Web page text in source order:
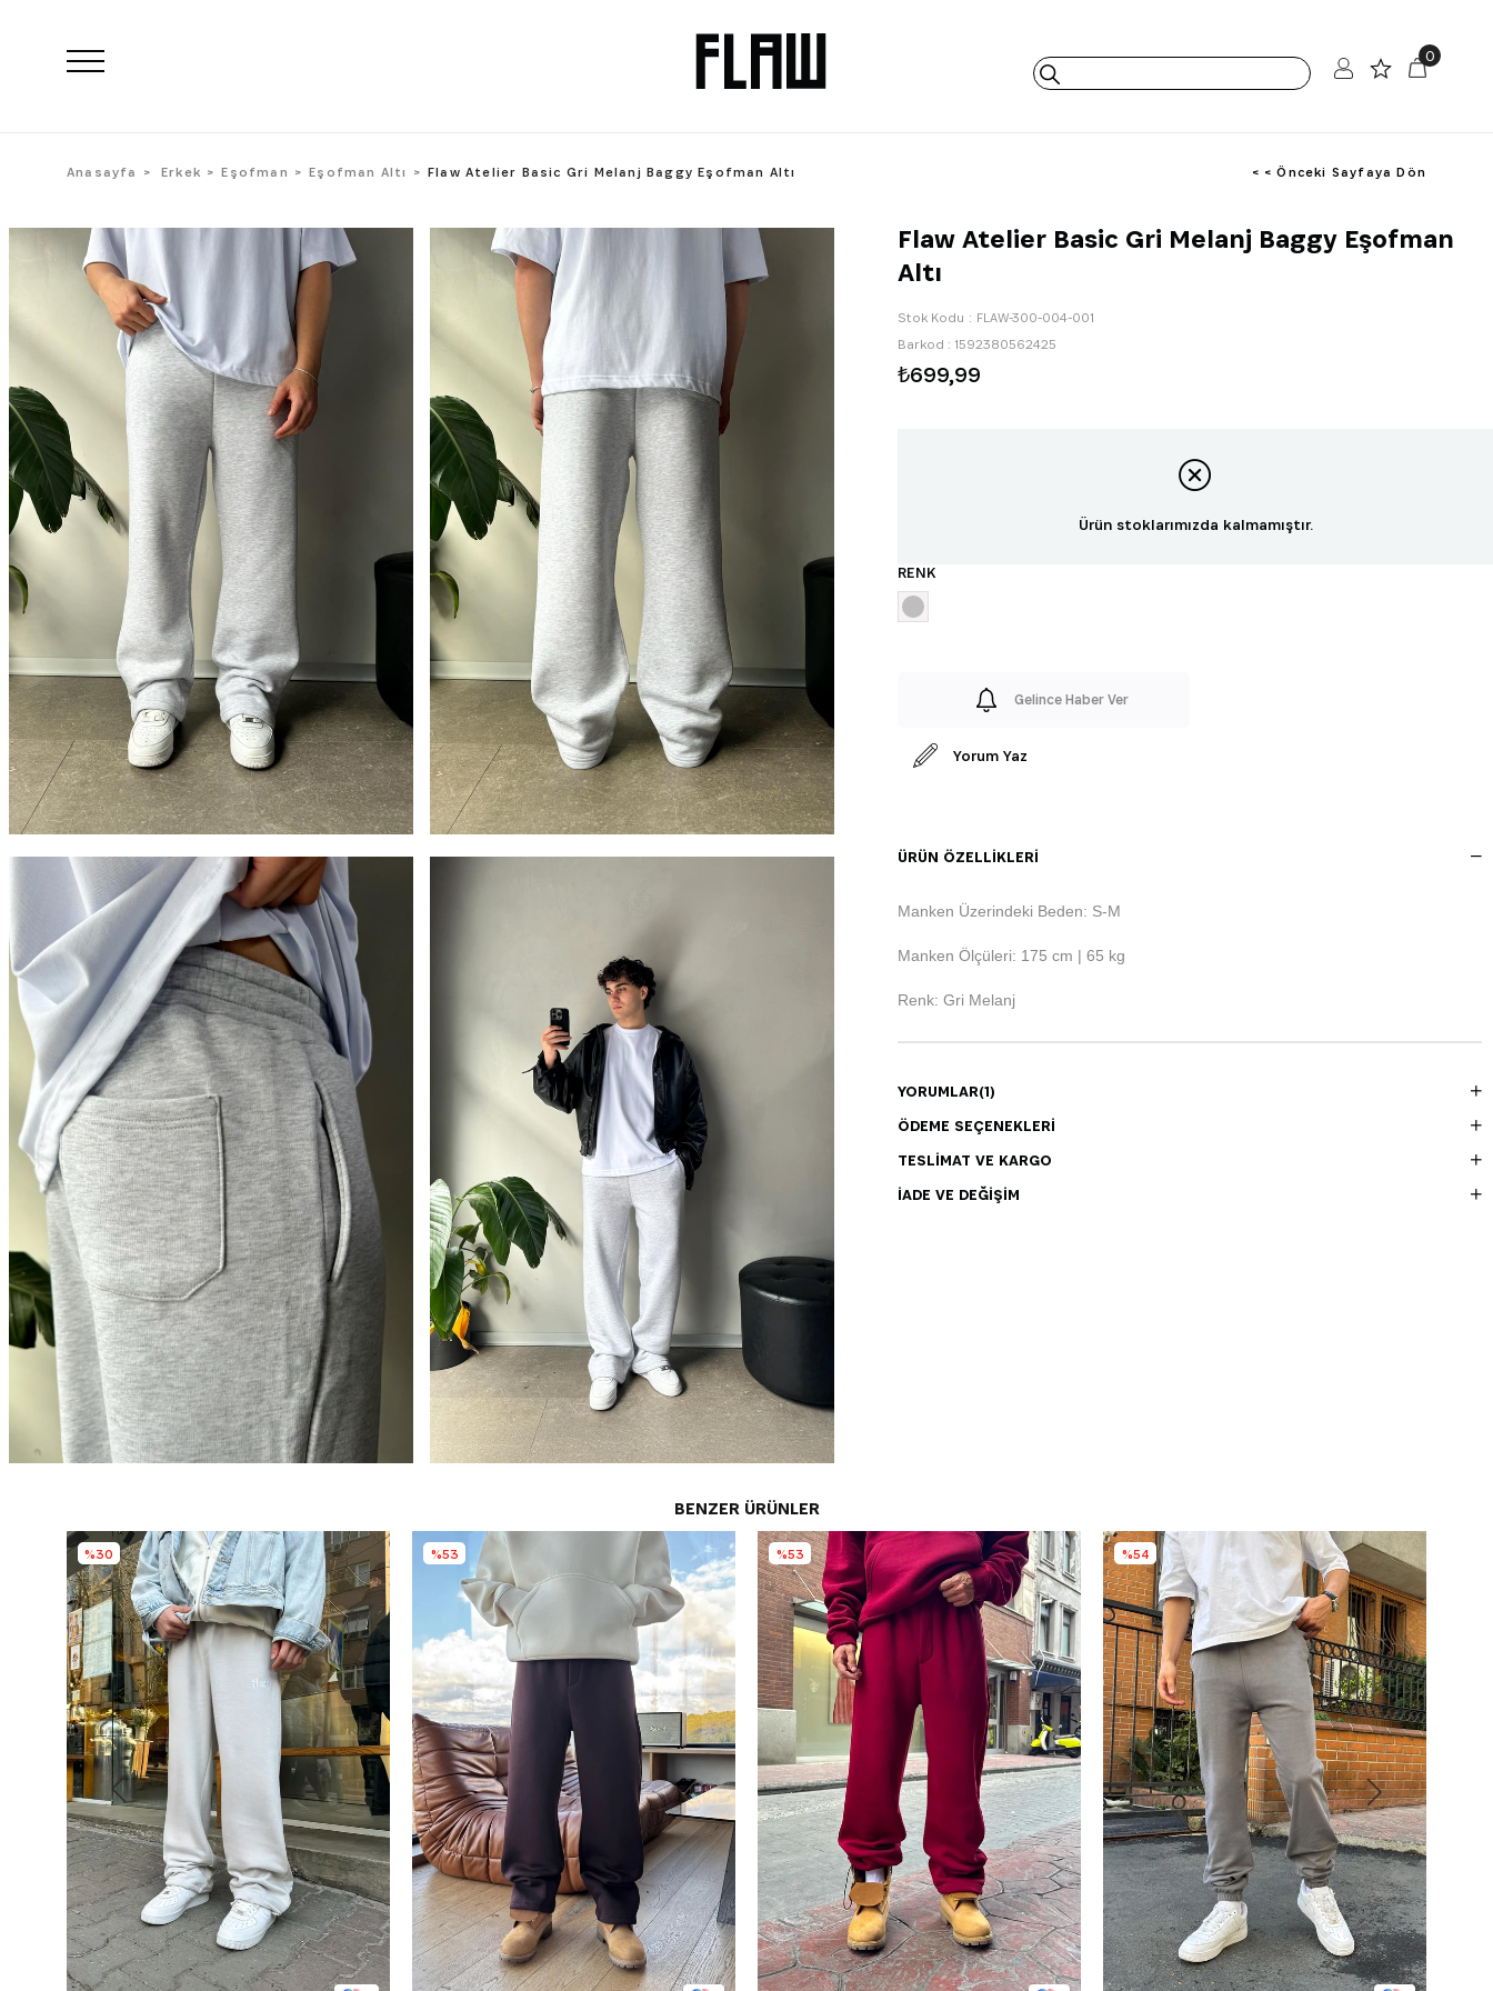
0
Anasayfa Erkek Eşofman Eşofman Altı Flaw Atelier Basic Gri Melanj Baggy Eşofman Altı < < Önceki Sayfaya Dön
Flaw Atelier Basic Gri Melanj Baggy Eşofman
Altı
Stok Kodu
FLAW-300-004-001
Barkod : 1592380562425
₺699,99
Ürün stoklarımızda kalmamıştır.
RENK
Gelince Haber Ver
Yorum Yaz
ÜRÜN ÖZELLIKLERI
Manken Üzerindeki Beden: S-M
Manken Ölçüleri: 175 cm | 65 kg
Renk: Gri Melanj
YORUMLAR(1)
ÖDEME SEÇENEKLERI
TESLIMAT VE KARGO
İADE VE DEĞIŞIM
BENZER ÜRÜNLER
%30 %53 %53 %54